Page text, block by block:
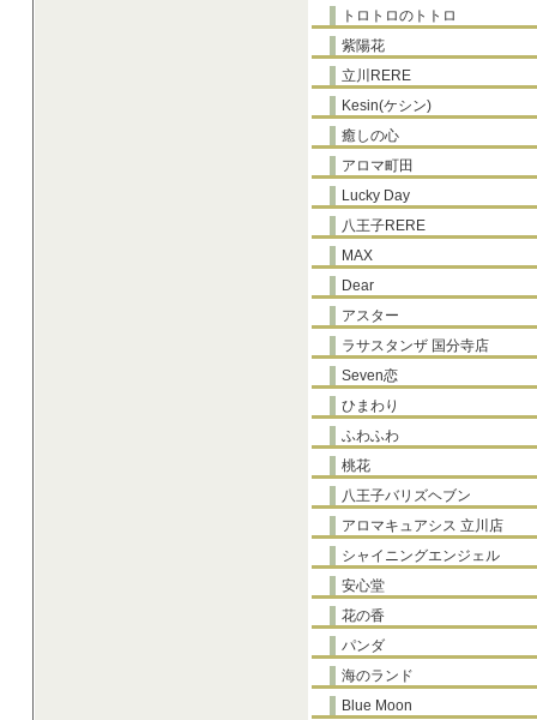
トロトロのトトロ
紫陽花
立川RERE
Kesin(ケシン)
癒しの心
アロマ町田
Lucky Day
八王子RERE
MAX
Dear
アスター
ラサスタンザ 国分寺店
Seven恋
ひまわり
ふわふわ
桃花
八王子バリズヘブン
アロマキュアシス 立川店
シャイニングエンジェル
安心堂
花の香
パンダ
海のランド
Blue Moon